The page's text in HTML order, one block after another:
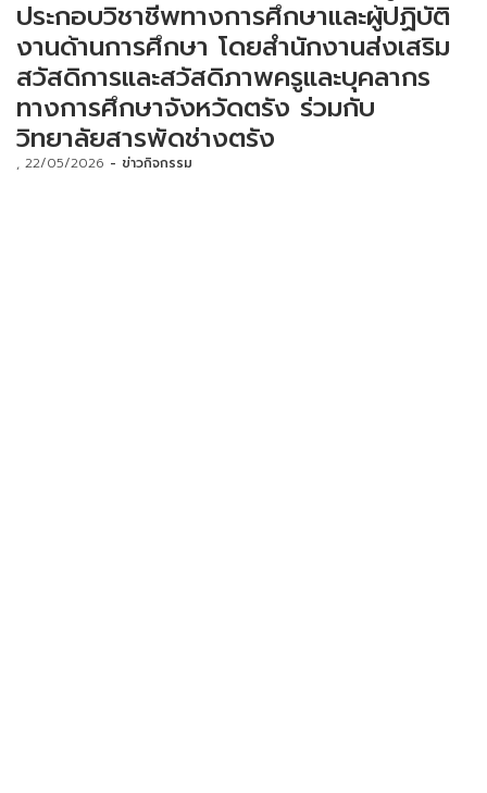
ประกอบวิชาชีพทางการศึกษาและผู้ปฏิบัติ
งานด้านการศึกษา โดยสำนักงานส่งเสริม
สวัสดิการและสวัสดิภาพครูและบุคลากร
ทางการศึกษาจังหวัดตรัง ร่วมกับ
วิทยาลัยสารพัดช่างตรัง
22/05/2026 ข่าวกิจกรรม